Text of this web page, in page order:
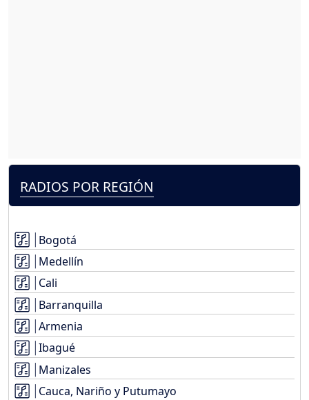
RADIOS POR REGIÓN
Bogotá
Medellín
Cali
Barranquilla
Armenia
Ibagué
Manizales
Cauca, Nariño y Putumayo